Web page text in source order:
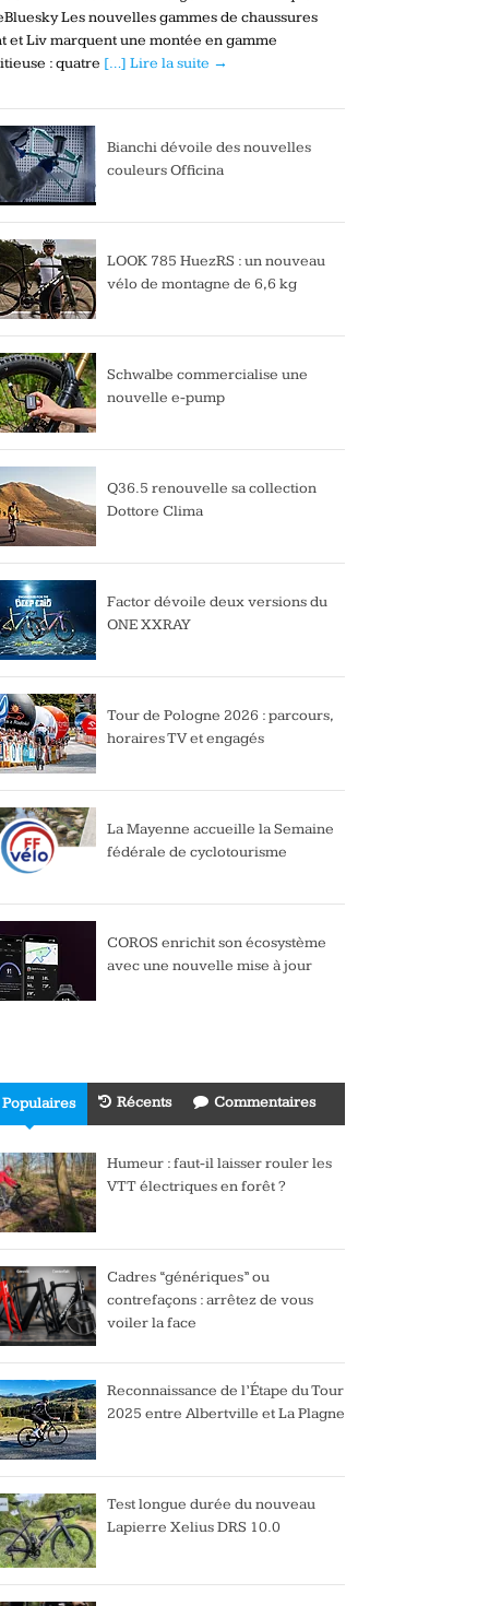
Les nouvelles gammes de chaussures
et Liv marquent une montée en gamme
: quatre […] Lire la suite →
Bianchi dévoile des nouvelles
couleurs Officina
LOOK 785 HuezRS : un nouveau
vélo de montagne de 6,6 kg
Schwalbe commercialise une
nouvelle e-pump
Q36.5 renouvelle sa collection
Dottore Clima
Factor dévoile deux versions du
ONE XXRAY
Tour de Pologne 2026 : parcours,
horaires TV et engagés
La Mayenne accueille la Semaine
fédérale de cyclotourisme
COROS enrichit son écosystème
avec une nouvelle mise à jour
Populaires Récents Commentaires
Humeur : faut-il laisser rouler les
VTT électriques en forêt ?
Cadres “génériques” ou
contrefaçons : arrêtez de vous
voiler la face
Reconnaissance de l’Étape du Tour
2025 entre Albertville et La Plagne
Test longue durée du nouveau
Lapierre Xelius DRS 10.0